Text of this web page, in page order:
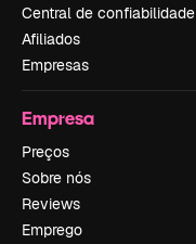
Central de confiabilidade
Afiliados
Empresas
Empresa
Preços
Sobre nós
Reviews
Emprego